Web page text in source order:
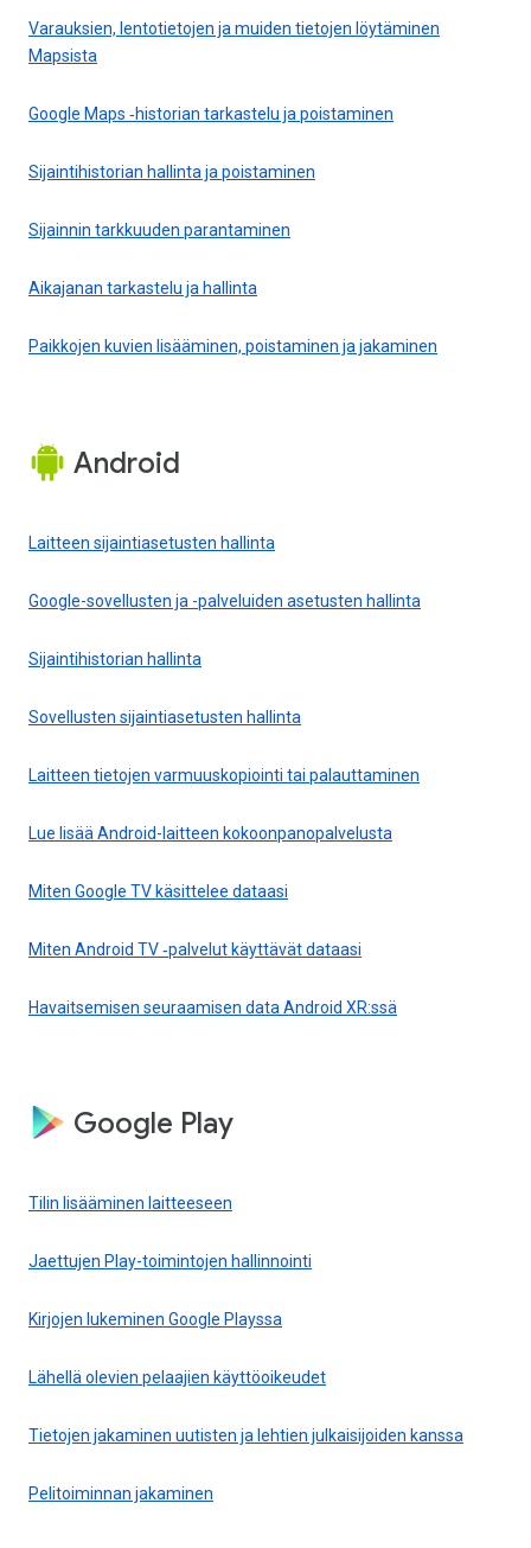
Varauksien, lentotietojen ja muiden tietojen löytäminen
Mapsista
Google Maps ‑historian tarkastelu ja poistaminen
Sijaintihistorian hallinta ja poistaminen
Sijainnin tarkkuuden parantaminen
Aikajanan tarkastelu ja hallinta
Paikkojen kuvien lisääminen, poistaminen ja jakaminen
Android
Laitteen sijaintiasetusten hallinta
Google-sovellusten ja -palveluiden asetusten hallinta
Sijaintihistorian hallinta
Sovellusten sijaintiasetusten hallinta
Laitteen tietojen varmuuskopiointi tai palauttaminen
Lue lisää Android-laitteen kokoonpanopalvelusta
Miten Google TV käsittelee dataasi
Miten Android TV ‐palvelut käyttävät dataasi
Havaitsemisen seuraamisen data Android XR:ssä
Google Play
Tilin lisääminen laitteeseen
Jaettujen Play-toimintojen hallinnointi
Kirjojen lukeminen Google Playssa
Lähellä olevien pelaajien käyttöoikeudet
Tietojen jakaminen uutisten ja lehtien julkaisijoiden kanssa
Pelitoiminnan jakaminen